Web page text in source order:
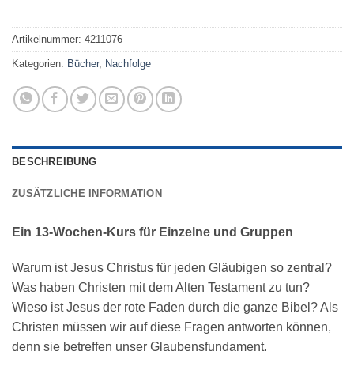
Artikelnummer: 4211076
Kategorien: Bücher, Nachfolge
BESCHREIBUNG
ZUSÄTZLICHE INFORMATION
Ein 13-Wochen-Kurs für Einzelne und Gruppen
Warum ist Jesus Christus für jeden Gläubigen so zentral?
Was haben Christen mit dem Alten Testament zu tun?
Wieso ist Jesus der rote Faden durch die ganze Bibel? Als
Christen müssen wir auf diese Fragen antworten können,
denn sie betreffen unser Glaubensfundament.